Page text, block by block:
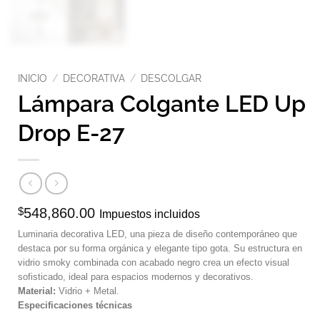
INICIO / DECORATIVA / DESCOLGAR
Lámpara Colgante LED Up
Drop E-27
$548,860.00 Impuestos incluidos
Luminaria decorativa LED, una pieza de diseño contemporáneo que
destaca por su forma orgánica y elegante tipo gota. Su estructura en
vidrio smoky combinada con acabado negro crea un efecto visual
sofisticado, ideal para espacios modernos y decorativos.
Material: Vidrio + Metal.
Especificaciones técnicas